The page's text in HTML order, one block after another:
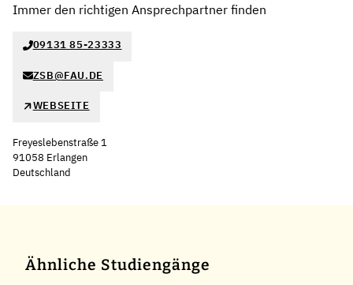
Immer den richtigen Ansprechpartner finden
09131 85-23333
ZSB@FAU.DE
WEBSEITE
Freyeslebenstraße 1
91058 Erlangen
Deutschland
Ähnliche Studiengänge